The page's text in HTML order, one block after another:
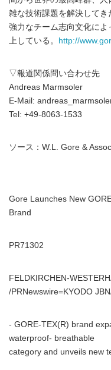
雑な技術課題を解決して
強力なチーム志向文化に
上している。
http://
▽報道関係問い合わせ先
Andreas Marmsoler
E-Mail:
Tel: +49-8063-1533
ソース：W.L. Gore &
Gore Launches New
Brand
PR71302
FELDKIRCHEN-
/PRNewswire=KYODO
- GORE-TEX(R) brand
waterproof- breathable
category and unveils new